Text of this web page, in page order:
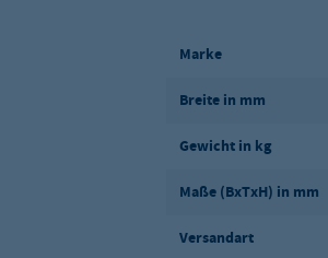
Marke
Breite in mm
Gewicht in kg
Maße (BxTxH) in mm
Versandart